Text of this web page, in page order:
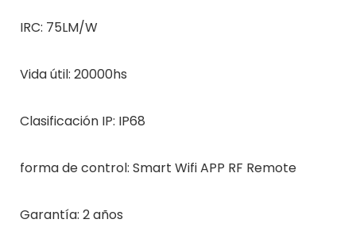
IRC: 75LM/W
Vida útil: 20000hs
Clasificación IP: IP68
forma de control: Smart Wifi APP RF Remote
Garantía: 2 años